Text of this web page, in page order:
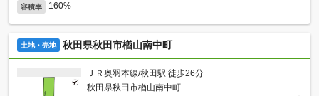
容積率 160%
土地・売地 秋田県秋田市楢山南中町
ＪＲ奥羽本線/秋田駅 徒歩26分
秋田県秋田市楢山南中町